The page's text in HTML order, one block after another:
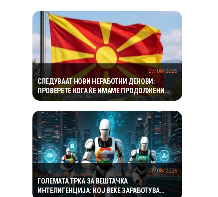
СЛЕДУВААТ НОВИ НЕРАБОТНИ ДЕНОВИ:
ПРОВЕРЕТЕ КОГА ЌЕ ИМАМЕ ПРОДОЛЖЕНИ
ВИКЕНДИ
07/08/2026
ГОЛЕМАТА ТРКА ЗА ВЕШТАЧКА
ИНТЕЛИГЕНЦИЈА: КОЈ ВЕЌЕ ЗАРАБОТУВА
07/08/2026